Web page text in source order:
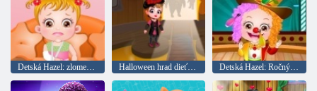
Detská Hazel: zlomená ruka Halloween hrad dieťa Hazel Detská Hazel: Ročný školský deň